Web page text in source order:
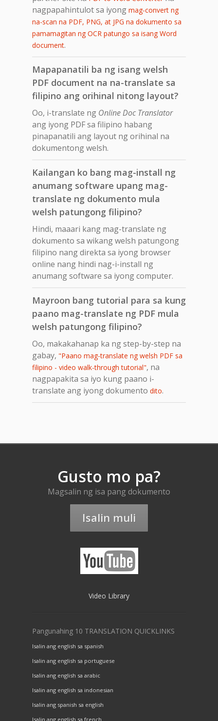
nagpapahintulot sa iyong mag-convert ng
na-scan na PDF, PNG, at JPG na dokumento sa
pamamagitan ng OCR patungo sa isang Word
document.
Mapapanatili ba ng isang welsh
PDF document na na-translate sa
filipino ang orihinal nitong layout?
Oo, i-translate ng Online Doc Translator
ang iyong PDF sa filipino habang
pinapanatili ang layout ng orihinal na
dokumentong welsh.
Kailangan ko bang mag-install ng
anumang software upang mag-
translate ng dokumento mula
welsh patungong filipino?
Hindi, maaari kang mag-translate ng
dokumento sa wikang welsh patungong
filipino nang direkta sa iyong browser
online nang hindi nag-i-install ng
anumang software sa iyong computer.
Mayroon bang tutorial para sa kung
paano mag-translate ng PDF mula
welsh patungong filipino?
Oo, makakahanap ka ng step-by-step na
gabay, "Paano mag-translate ng welsh PDF sa
filipino - video walk-through tutorial", na
nagpapakita sa iyo kung paano i-
translate ang iyong dokumento dito.
Gusto mo pa?
Magsalin ng isa pang dokumento
Isalin muli
Video Library
Pangunahing 10 TRANSLATION QUICKLINKS
Isalin ang english sa spanish
Isalin ang english sa portuguese
Isalin ang english sa arabic
Isalin ang english sa indonesian
Isalin ang spanish sa english
Isalin ang english sa french